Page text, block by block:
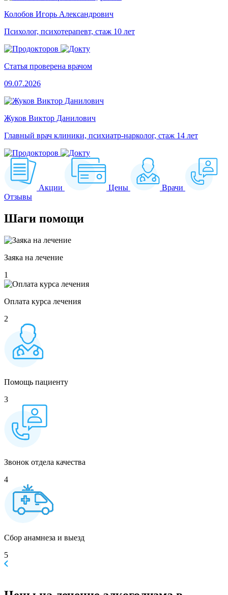
Колобов Игорь Александрович
Психолог, психотерапевт, стаж 10 лет
Статья проверена врачом
09.07.2026
Жуков Виктор Данилович
Главный врач клиники, психиатр-нарколог, стаж 14 лет
Акции Цены
Врачи
Отзывы
Шаги помощи
Заяка на лечение
1
Оплата курса лечения
2
Помощь пациенту
3
Звонок отдела качества
4
Сбор анамнеза и выезд
5